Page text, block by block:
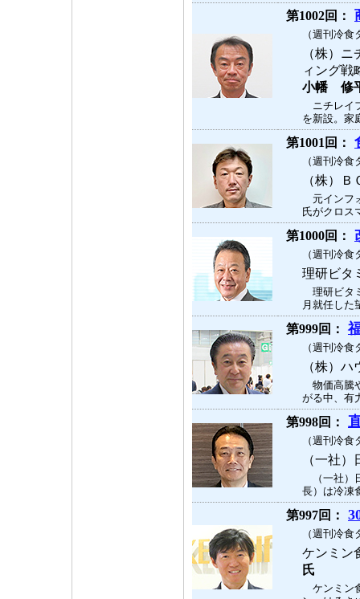
第1002回：
（週刊冷
（株）
ィング
小幡 修
ニチレイ
を新設。家
第1001回：
（週刊冷
（株）
元インフ
氏がクロス
第1000回：
（週刊冷
理研ビ
理研ビタ
月就任した
第999回：
（週刊冷
（株）
物価高騰
がる中、有
第998回：
（週刊冷
（一社
（一社）
長）は冷凍
第997回：
（週刊冷
ケンミ
氏
ケンミン